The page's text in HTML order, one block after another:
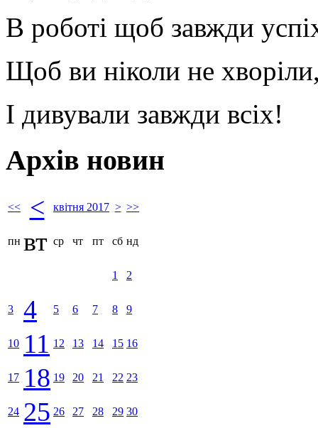
В роботі щоб завжди
Щоб ви ніколи не
І дивували завжди всіх!
Архів новин
<< < квітня 2017 > >>
пн вт ср чт пт сб нд
1 2
3 4 5 6 7 8 9
10 11 12 13 14 15 16
17 18 19 20 21 22 23
24 25 26 27 28 29 30